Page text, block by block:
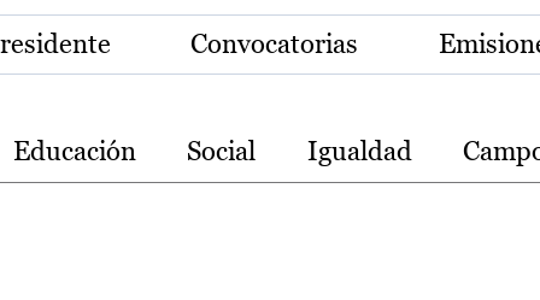
Convocatorias
Educación Social Igualdad